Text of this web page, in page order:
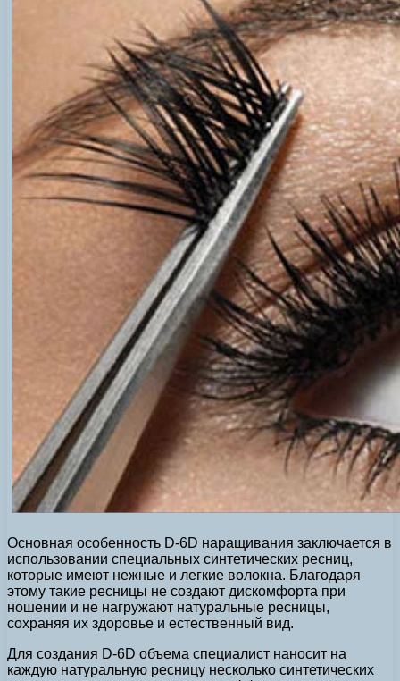
Основная особенность D-6D наращивания заключается в
использовании специальных синтетических ресниц,
которые имеют нежные и легкие волокна. Благодаря
этому такие ресницы не создают дискомфорта при
ношении и не нагружают натуральные ресницы,
сохраняя их здоровье и естественный вид.
Для создания D-6D объема специалист наносит на
каждую натуральную ресницу несколько синтетических